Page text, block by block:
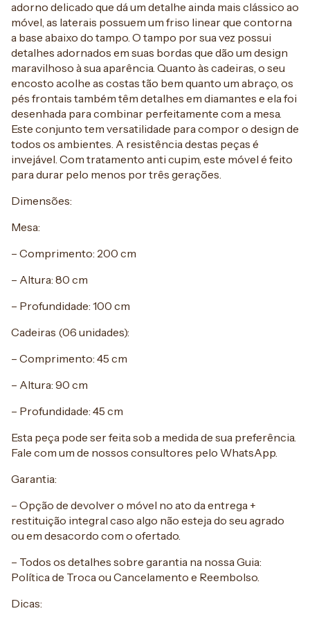
adorno delicado que dá um detalhe ainda mais clássico ao
móvel, as laterais possuem um friso linear que contorna
a base abaixo do tampo. O tampo por sua vez possui
detalhes adornados em suas bordas que dão um design
maravilhoso à sua aparência. Quanto às cadeiras, o seu
encosto acolhe as costas tão bem quanto um abraço, os
pés frontais também têm detalhes em diamantes e ela foi
desenhada para combinar perfeitamente com a mesa.
Este conjunto tem versatilidade para compor o design de
todos os ambientes. A resistência destas peças é
invejável. Com tratamento anti cupim, este móvel é feito
para durar pelo menos por três gerações.
Dimensões:
Mesa:
– Comprimento: 200 cm
– Altura: 80 cm
– Profundidade: 100 cm
Cadeiras (06 unidades):
– Comprimento: 45 cm
– Altura: 90 cm
– Profundidade: 45 cm
Esta peça pode ser feita sob a medida de sua preferência.
Fale com um de nossos consultores pelo WhatsApp.
Garantia:
– Opção de devolver o móvel no ato da entrega +
restituição integral caso algo não esteja do seu agrado
ou em desacordo com o ofertado.
– Todos os detalhes sobre garantia na nossa Guia:
Política de Troca ou Cancelamento e Reembolso.
Dicas: